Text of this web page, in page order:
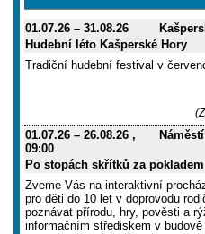
01.07.26 – 31.08.26
Hudební léto Kašperské Hory
Tradiční hudební festival v
01.07.26 – 26.08.26 ,
09:00
Po stopách skřítků za pokladem
Zveme Vás na interaktivní
pro děti do 10 let v doprovodu
poznávat přírodu, hry, pověsti a
informačním střediskem v